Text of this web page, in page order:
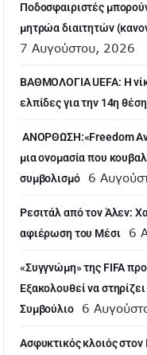
Ποδοσφαιριστές
μητρώα διαιτητών
7 Αυγούστου, 2026
ΒΑΘΜΟΛΟΓΙΑ UEFA: Η
ελπίδες για την 14η θέση
ANOΡΘΩΣΗ:«Freedom
μια ονομασία που
συμβολισμό
6
Ρεσιτάλ από τον Άλεν:
αφιέρωση του Μέσι
6
«Συγγνώμη» της FIFA
Εξακολουθεί να
Συμβούλιο
6
Ασφυκτικός κλοιός στον